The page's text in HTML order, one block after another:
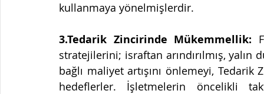
kullanmaya yönelmişlerdir.
3.Tedarik Zincirinde Mükemmellik:
stratejilerini; israftan arındırılmış, yalın
bağlı maliyet artışını önlemeyi,
hedeflerler. İşletmelerin öncelikli